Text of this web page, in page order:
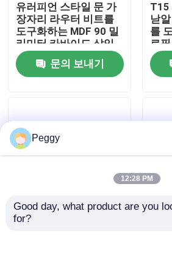
공장 여행
품질 관리
인용문을 요구하세요
스트레이트 라우터 비트
프로필 라우터 비트
유러피언 스타일 문 가
장자리 라우터 비트를
도구화하는 MDF 90 밀
리미터 카바이드 삽입
재
문의 보내기
T15
낟
를
로
스레드 축 베탑 도구를
Peggy
12:28 PM
Good day, what product are you
for?